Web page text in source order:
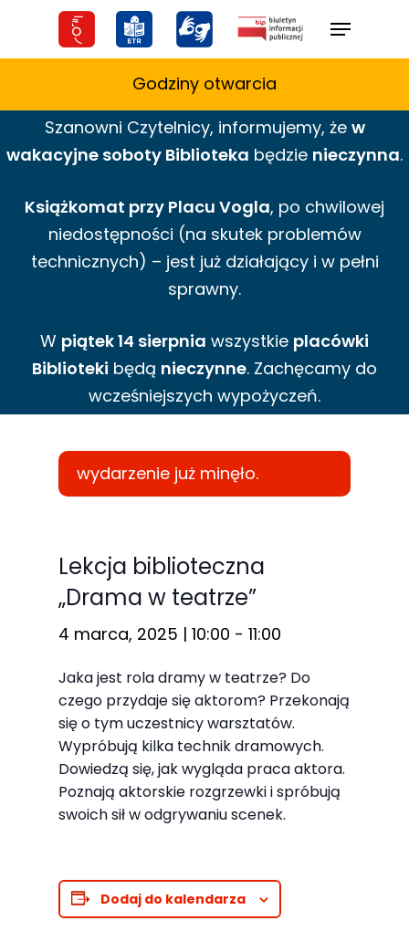
Menu
Godziny otwarcia
Szanowni Czytelnicy, informujemy, że w
wakacyjne soboty Biblioteka będzie nieczynna.
Książkomat przy Placu Vogla, po chwilowej
niedostępności (na skutek problemów
technicznych) – jest już działający i w pełni
sprawny.
W piątek 14 sierpnia wszystkie placówki
Biblioteki będą nieczynne. Zachęcamy do
wcześniejszych wypożyczeń.
wydarzenie już minęło.
Lekcja biblioteczna
„Drama w teatrze”
4 marca, 2025 | 10:00 - 11:00
Jaka jest rola dramy w teatrze? Do
czego przydaje się aktorom? Przekonają
się o tym uczestnicy warsztatów.
Wypróbują kilka technik dramowych.
Dowiedzą się, jak wygląda praca aktora.
Poznają aktorskie rozgrzewki i spróbują
swoich sił w odgrywaniu scenek.
Dodaj do kalendarza
Te pliki cookie
nie są
opcjonalne. Są
one potrzebne
funkcjonowania
strony
internetowej.
Statystyka
Abyśmy mogli
i strukturę
strony